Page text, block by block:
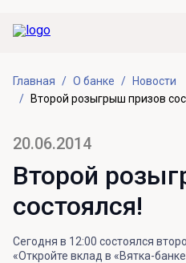
Главная О банке
Новости
Второй розыгрыш призов
20.06.2014
Второй
состоялся!
Сегодня в 12:00 состоялся
«Откройте вклад в «Вятка-